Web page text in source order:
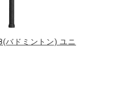
バドミントン) ユニ